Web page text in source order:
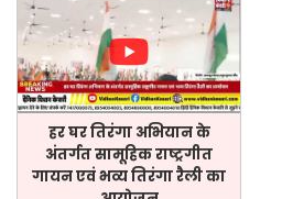
हर घर तिरंगा अभियान के
अंतर्गत सामूहिक राष्ट्रगीत
गायन एवं भव्य तिरंगा रैली का